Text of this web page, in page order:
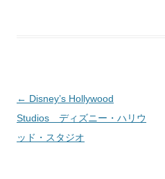
投
稿
ナ
← Disney’s Hollywood
Studios ディズニー・ハリウ
ッド・スタジオ